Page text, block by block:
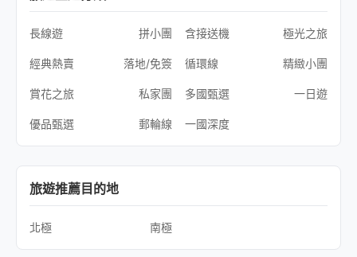
長線遊 拼小團 含接送機 極光之旅
經典熱賣 落地/免簽 循環線 精緻小團
賞花之旅 私家團 多國甄選 一日遊
優品甄選 郵輪線 一國深度
旅遊推薦目的地
北極 南極